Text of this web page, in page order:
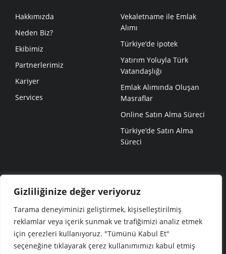
Gizliliğinize değer veriyoruz
Tarama deneyiminizi geliştirmek, kişiselleştirilmiş
reklamlar veya içerik sunmak ve trafiğimizi analiz etmek
için çerezleri kullanıyoruz. "Tümünü Kabul Et"
seçeneğine tıklayarak çerez kullanımımızı kabul etmiş
Hakkımızda
Neden Biz?
Ekibimiz
Partnerlerimiz
Kariyer
Services
Vekaletname ile Emlak
Alımı
Türkiye’de ipotek
Yatırım Yoluyla Türk
Vatandaşlığı
Emlak Alımında Oluşan
Masraflar
Online Satın Alma Süreci
Türkiye’de Satın Alma
Süreci
Blog
© NEVITA 2023 ALL RIGHTS
RESERVED